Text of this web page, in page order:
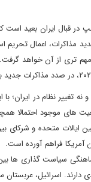
قبال ایران بعید است
مذاکرات، اعمال
تری از آن خواهد
نه تغییر نظام در
های موجود احتمالا
متحده و شرکای
آمریکا فراهم آورده
سیاست‌ گذاری‌ ها
دارند. اسرائیل،